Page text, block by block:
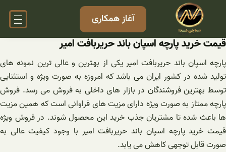
آغاز همکاری
قیمت خرید پارچه اسپان باند حریربافت امیر
پارچه اسپان باند حریربافت امیر یکی از بهترین و عالی ترین نمونه های
تولید شده در کشور ایران می باشد که امروزه به صورت ویژه و استثنایی
توسط بهترین فروشندگان در بازار های داخلی به فروش می رسد. فروش
پارچه ممتاز به صورت ویژه دارای مزیت های فراوانی است که همین مزیت
ها باعث شده تا مشتریان جذب خرید این محصول شوند. در فروش ویژه
قیمت خرید پارچه اسپان باند حریربافت امیر با وجود کیفیت عالی به
صورت قابل توجهی کاهش می یابد.